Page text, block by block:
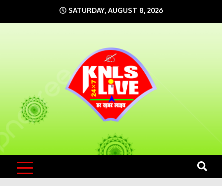
to
SATURDAY, AUGUST 8, 2026
KNLS LIVE
India`s No.1 News Portal